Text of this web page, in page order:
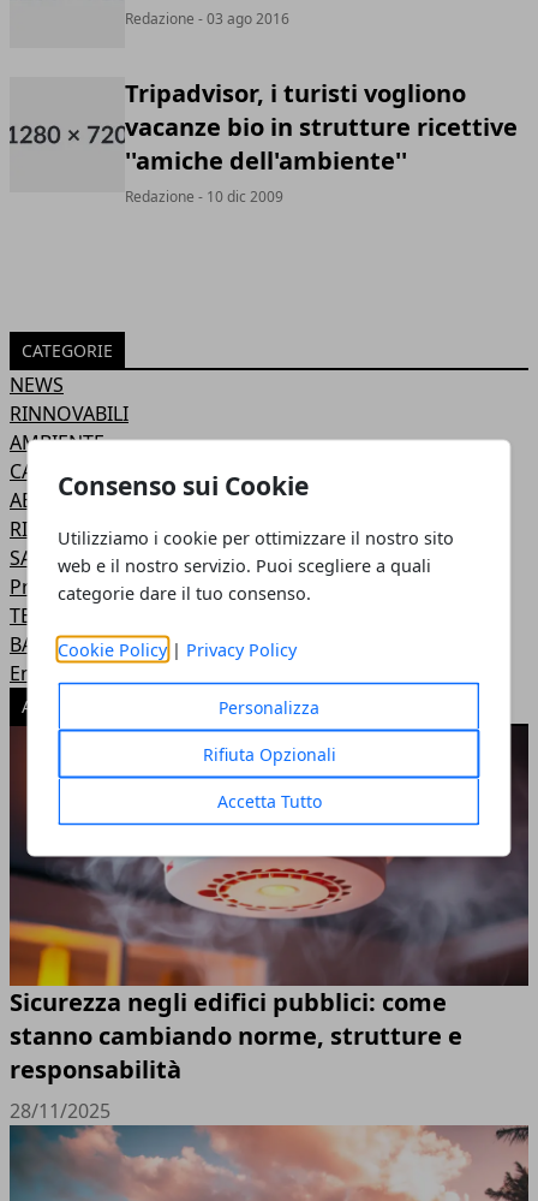
Consenso sui Cookie
Utilizziamo i cookie per ottimizzare il nostro sito
web e il nostro servizio. Puoi scegliere a quali
categorie dare il tuo consenso.
Cookie Policy | Privacy Policy
Personalizza
Rifiuta Opzionali
Accetta Tutto
Redazione - 03 ago 2016
Tripadvisor, i turisti vogliono
vacanze bio in strutture ricettive
''amiche dell'ambiente''
Redazione - 10 dic 2009
CATEGORIE
NEWS
RINNOVABILI
AMBIENTE
CASA
ABBIGLIAMENTO
RISPARMIO ENERGETICO
SALUTE
Prodotti Eco-Friendly
TERRITORIO
BAMBINI
Energia nucleare
ARTICOLI POPOLARI
Sicurezza negli edifici pubblici: come
stanno cambiando norme, strutture e
responsabilità
28/11/2025